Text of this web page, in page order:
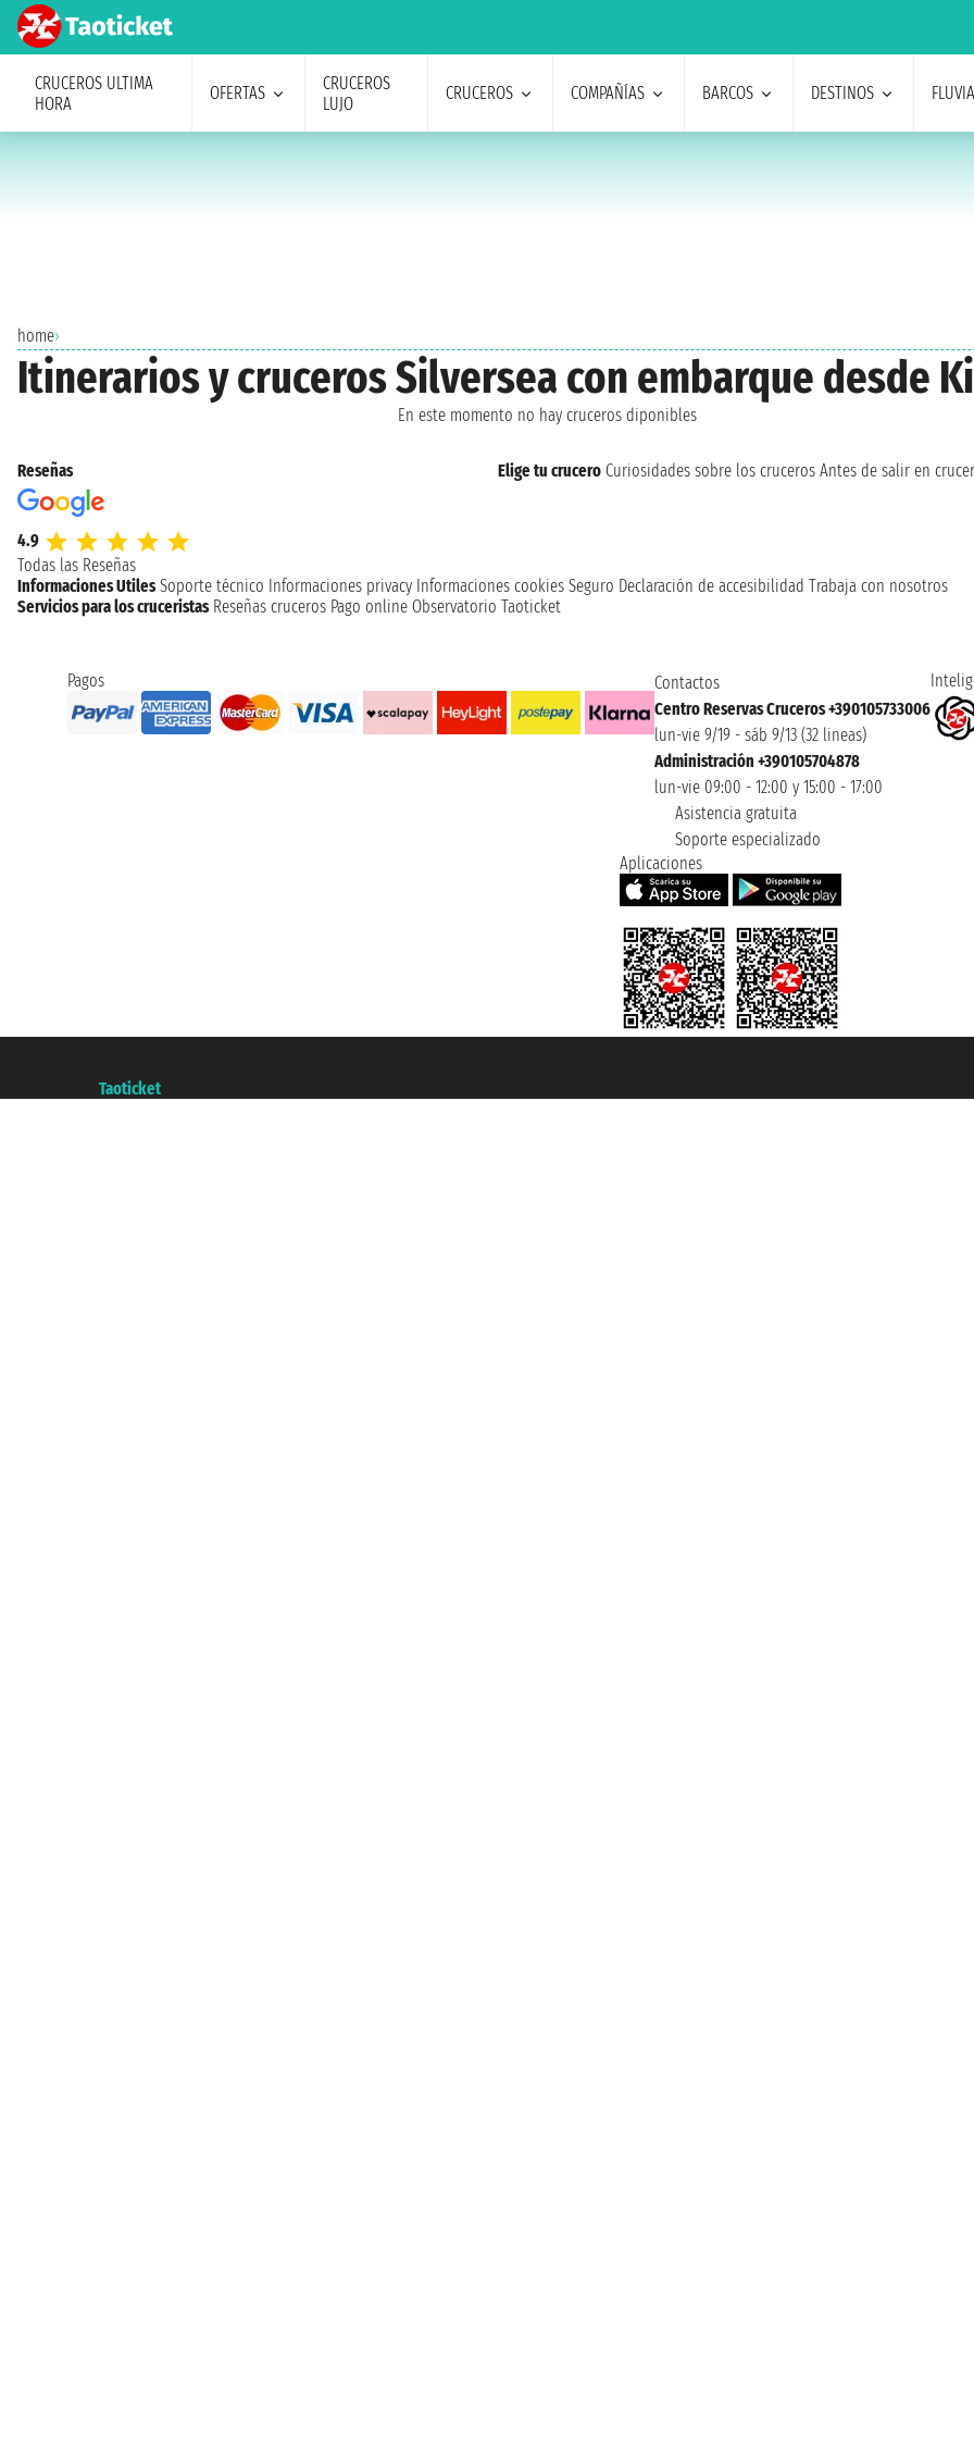
CRUCEROS ULTIMA
HORA
OFERTAS
CRUCEROS
LUJO
CRUCEROS COMPAÑÍAS BARCOS DESTINOS
home›
Itinerarios y cruceros Silversea con embarque desde
En este momento no hay cruceros diponibles
Reseñas
4.9
Todas las Reseñas
Elige tu crucero Curiosidades sobre los cruceros Antes de salir en
Informaciones Utiles Soporte técnico Informaciones privacy Informaciones cookies Seguro Declaración de accesibilidad Trabaja con nosotros
Servicios para los cruceristas Reseñas cruceros Pago online Observatorio Taoticket
Pagos
Contactos
Centro Reservas Cruceros +390105733006
lun-vie 9/19 - sáb 9/13 (32 lineas)
Administración +390105704878
lun-vie 09:00 - 12:00 y 15:00 - 17:00
Asistencia gratuita
Soporte especializado
Aplicaciones
Taoticket